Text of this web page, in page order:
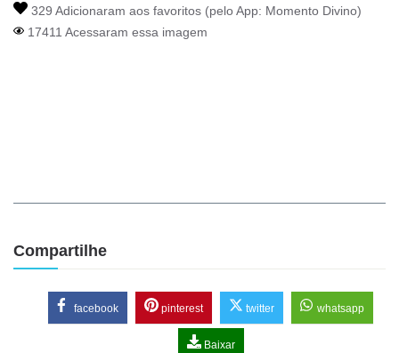
329 Adicionaram aos favoritos (pelo App: Momento Divino)
17411 Acessaram essa imagem
Compartilhe
facebook pinterest twitter whatsapp
Baixar